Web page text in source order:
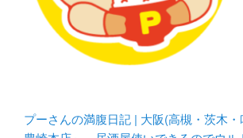
プーさんの満腹日記 | 大阪(高槻・茨木